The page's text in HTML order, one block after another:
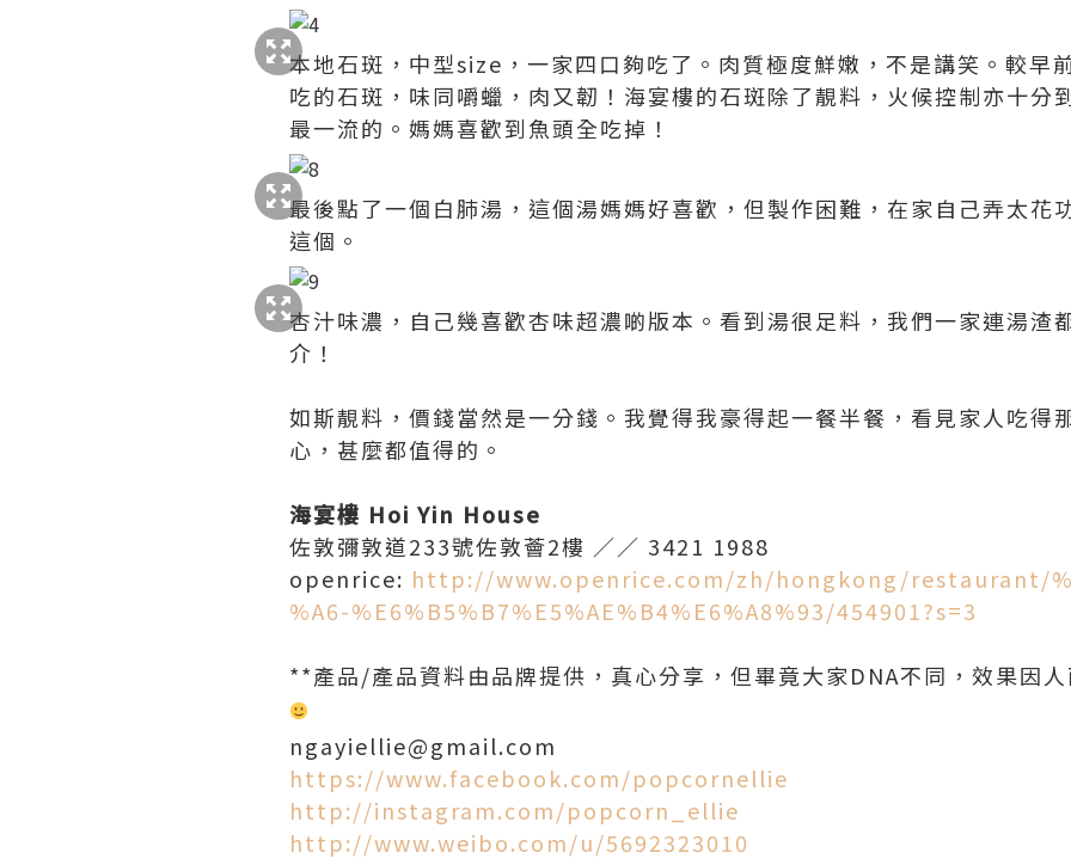
本地石斑，中型size，一家四口夠吃了。肉質極度鮮嫩，不是講笑。較
吃的石斑，味同嚼蠟，肉又韌！海宴樓的石斑除了靚料，火候控制亦十分
最一流的。媽媽喜歡到魚頭全吃掉！
最後點了一個白肺湯，這個湯媽媽好喜歡，但製作困難，在家自己弄太花
這個。
杏汁味濃，自己幾喜歡杏味超濃啲版本。看到湯很足料，我們一家連湯渣
介！
如斯靚料，價錢當然是一分錢。我覺得我豪得起一餐半餐，看見家人吃得
心，甚麼都值得的。
海宴樓 Hoi Yin House
佐敦彌敦道233號佐敦薈2樓 ／／ 3421 1988
openrice: http://www.openrice.com/zh/hongkong/restaurant/
%A6-%E6%B5%B7%E5%AE%B4%E6%A8%93/454901?s=3
**產品/產品資料由品牌提供，真心分享，但畢竟大家DNA不同，效果因
ngayiellie@gmail.com
https://www.facebook.com/popcornellie
http://instagram.com/popcorn_ellie
http://www.weibo.com/u/5692323010